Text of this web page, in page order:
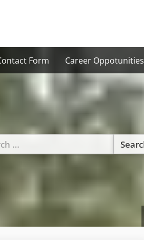
Form Career Oppotunities